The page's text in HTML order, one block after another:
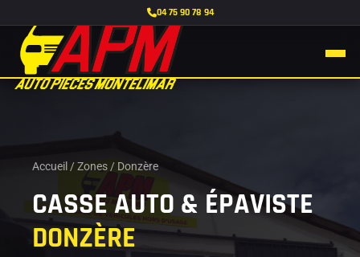
04 75 90 78 94
Accueil /Zones/ Donzère
CASSE AUTO & ÉPAVISTE
DONZÈRE